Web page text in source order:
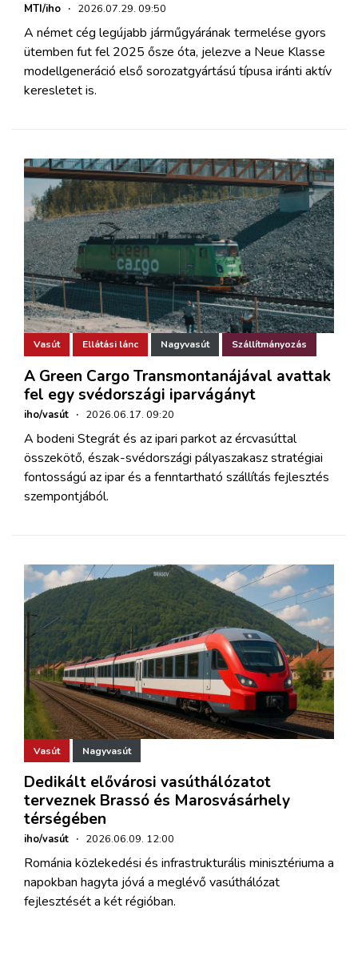
MTI/iho · 2026.07.29. 09:50
A német cég legújabb járműgyárának termelése gyors
ütemben fut fel 2025 ősze óta, jelezve a Neue Klasse
modellgeneráció első sorozatgyártású típusa iránti aktív
keresletet is.
Vasút Ellátási lánc Nagyvasút Szállítmányozás
A Green Cargo Transmontanájával avattak
fel egy svédországi iparvágányt
iho/vasút · 2026.06.17. 09:20
A bodeni Stegrát és az ipari parkot az ércvasúttal
összekötő, észak-svédországi pályaszakasz stratégiai
fontosságú az ipar és a fenntartható szállítás fejlesztés
szempontjából.
Vasút Nagyvasút
Dedikált elővárosi vasúthálózatot
terveznek Brassó és Marosvásárhely
térségében
iho/vasút · 2026.06.09. 12:00
Románia közlekedési és infrastrukturális minisztériuma a
napokban hagyta jóvá a meglévő vasúthálózat
fejlesztését a két régióban.